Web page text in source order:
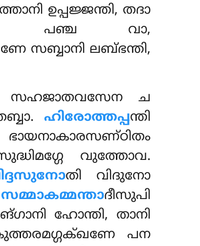
ഉപ്പജ്ജന്തി, തദാ
പഞ്ച വാ,
സബ്ബാനി ലബ്ഭന്തി,
സഹജാതവസേന ച
ഹിരോത്തപ്പന്തി
വുത്തോവ.
തി വിദുനോ
സമ്മാകമ്മന്താദീസുപി
ഹോന്തി, താനി
പന